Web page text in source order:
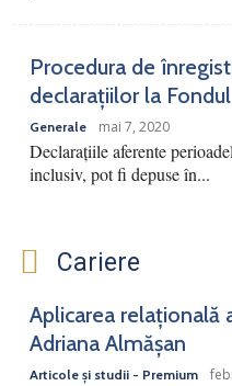
Procedura de
declarațiilor la
Generale mai 7, 2020
Declarațiile aferente
inclusiv, pot fi depuse în...
Cariere
Aplicarea relațională
Adriana Almășan
Articole și studii - Premium